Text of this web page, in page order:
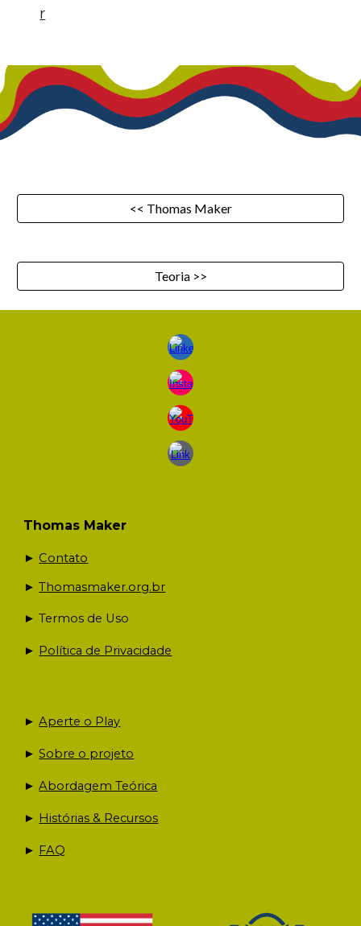
r
<< Thomas Maker
Teoria >>
Thomas Maker
► Contato
►Thomasmaker.org.br
► Termos de Uso
► Política de Privacidade
►Aperte o Play
►Sobre o projeto
►Abordagem Teórica
► Histórias & Recursos
► FAQ